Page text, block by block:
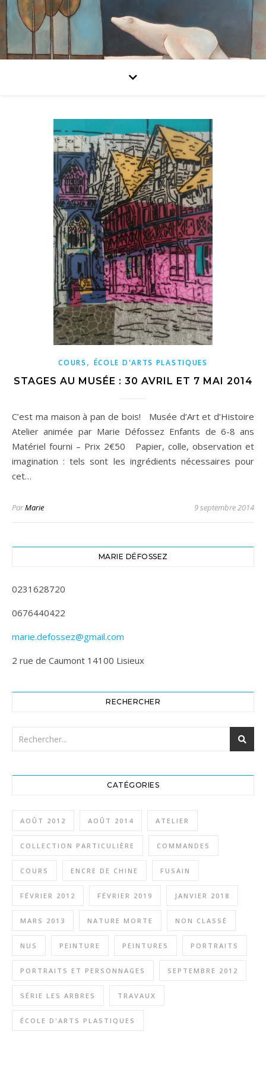
COURS , ÉCOLE D'ARTS PLASTIQUES
STAGES AU MUSÉE : 30 AVRIL ET 7 MAI 2014
C’est ma maison à pan de bois! Musée d’Art et d’Histoire
Atelier animée par Marie Défossez Enfants de 6-8 ans
Matériel fourni – Prix 2€50 Papier, colle, observation et
imagination : tels sont les ingrédients nécessaires pour
cet…
ParMarie 9 septembre 2014
MARIE DÉFOSSEZ
0231628720
0676440422
marie.defossez@gmail.com
2 rue de Caumont 14100 Lisieux
RECHERCHER
CATÉGORIES
AOÛT 2012 AOÛT 2014 ATELIER
COLLECTION PARTICULIÈRE COMMANDES
COURS ENCRE DE CHINE FUSAIN
FÉVRIER 2012 FÉVRIER 2019 JANVIER 2018
MARS 2013 NATURE MORTE NON CLASSÉ
NUS PEINTURE PEINTURES PORTRAITS
PORTRAITS ET PERSONNAGES SEPTEMBRE 2012
SÉRIE LES ARBRES TRAVAUX
ÉCOLE D'ARTS PLASTIQUES